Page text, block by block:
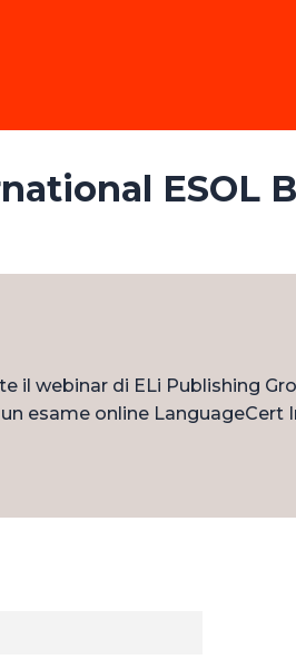
ESOL
il webinar di ELi Publishing
esame online LanguageCert